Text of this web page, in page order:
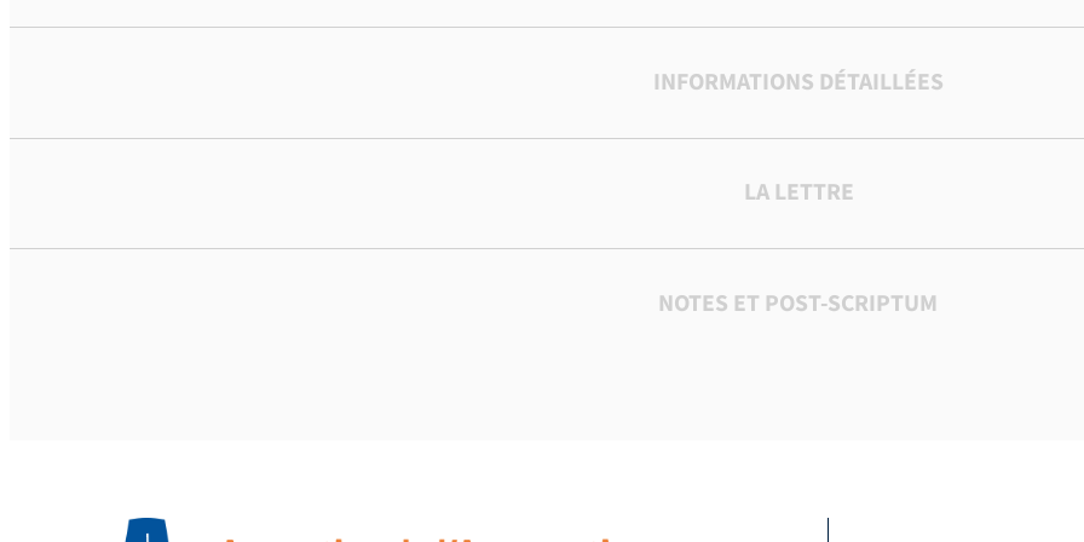
INFORMATIONS DÉTAILLÉES
LA LETTRE
NOTES ET POST-SCRIPTUM